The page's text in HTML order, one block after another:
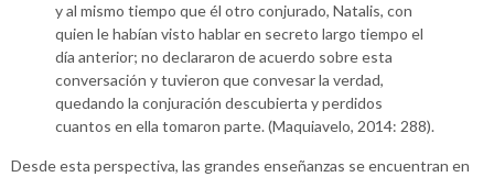
y al mismo tiempo que él otro conjurado, Natalis, con
quien le habían visto hablar en secreto largo tiempo el
día anterior; no declararon de acuerdo sobre esta
conversación y tuvieron que convesar la verdad,
quedando la conjuración descubierta y perdidos
cuantos en ella tomaron parte. (Maquiavelo, 2014: 288).
Desde esta perspectiva, las grandes enseñanzas se encuentran en